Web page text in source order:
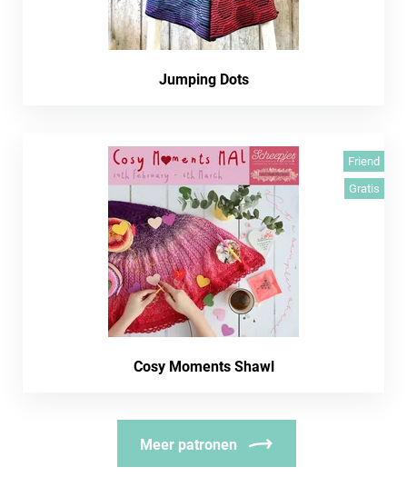
Jumping Dots
Friend
Gratis
Cosy Moments Shawl
Meer patronen